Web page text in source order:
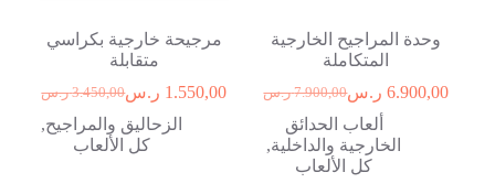
وحدة المراجيح الخارجية
المتكاملة
7.900,00 ر.س 6.900,00 ر.س
ألعاب الحدائق
الخارجية والداخلية,
كل الألعاب
مرجيحة خارجية بكراسي
متقابلة
3.450,00 ر.س 1.550,00 ر.س
الزحاليق والمراجيح,
كل الألعاب